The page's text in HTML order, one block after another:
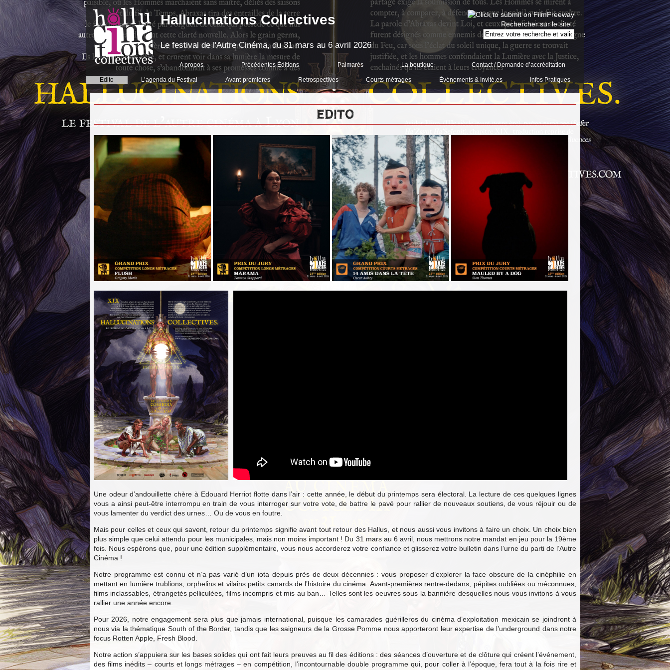
Rechercher sur le site :
Hallucinations Collectives
Le festival de l'Autre Cinéma, du 31 mars au 6 avril 2026
A propos Précédentes Éditions Palmarès La boutique Contact / Demande d’accréditation
Edito L’agenda du Festival Avant-premières Retrospectives Courts-métrages Événements & Invité.es Infos Pratiques
EDITO
Une odeur d’andouillette chère à Edouard Herriot flotte dans l’air : cette année, le début du printemps sera électoral. La lecture de ces quelques lignes
vous a ainsi peut-être interrompu en train de vous interroger sur votre vote, de battre le pavé pour rallier de nouveaux soutiens, de vous réjouir ou de
vous lamenter du verdict des urnes… Ou de vous en foutre.
Mais pour celles et ceux qui savent, retour du printemps signifie avant tout retour des Hallus, et nous aussi vous invitons à faire un choix. Un choix bien
plus simple que celui attendu pour les municipales, mais non moins important ! Du 31 mars au 6 avril, nous mettrons notre mandat en jeu pour la 19ème
fois. Nous espérons que, pour une édition supplémentaire, vous nous accorderez votre confiance et glisserez votre bulletin dans l’urne du parti de l’Autre
Cinéma !
Notre programme est connu et n’a pas varié d’un iota depuis près de deux décennies : vous proposer d’explorer la face obscure de la cinéphilie en
mettant en lumière trublions, orphelins et vilains petits canards de l’histoire du cinéma. Avant-premières rentre-dedans, pépites oubliées ou méconnues,
films inclassables, étrangetés pelliculées, films incompris et mis au ban… Telles sont les oeuvres sous la bannière desquelles nous vous invitons à vous
rallier une année encore.
Pour 2026, notre engagement sera plus que jamais international, puisque les camarades guérilleros du cinéma d’exploitation mexicain se joindront à
nous via la thématique South of the Border, tandis que les saigneurs de la Grosse Pomme nous apporteront leur expertise de l’underground dans notre
focus Rotten Apple, Fresh Blood.
Notre action s’appuiera sur les bases solides qui ont fait leurs preuves au fil des éditions : des séances d’ouverture et de clôture qui créent l’événement,
des films inédits – courts et longs métrages – en compétition, l’incontournable double programme qui, pour coller à l’époque, fera tout à la fois rire et